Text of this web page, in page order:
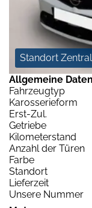
Standort
Allgemeine
Fahrzeugtyp
Karosserieform
Erst-Zul.
Getriebe
Kilometerstand
Anzahl der Türen
Farbe
Standort
Lieferzeit
Unsere Nummer